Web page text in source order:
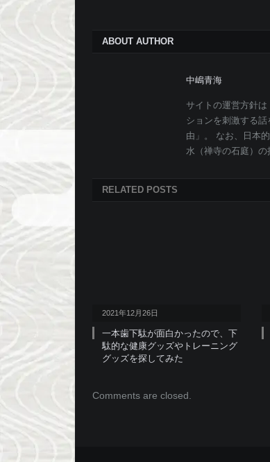
ABOUT AUTHOR
中嶋青海
サイトの運営方針
ションを刺激する
由」。 なお、日本
水（禅寺の石庭）の
RELATED POSTS
2021年12月26日
一本歯下駄が面白かったので、下
駄的な健康グッズやトレーニング
グッズを探してみた
Comments are closed.